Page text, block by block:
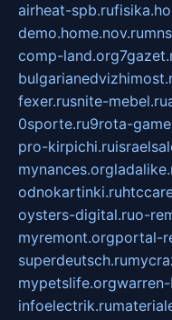
airheat-spb.ru
demo.home.nov.ru
comp-land.org
fexer.rusnite-mebel.ru
0sporte.ru9rota-
pro-kirpichi.ru
mynances.org
odnokartinki.ru
oysters-digital.ruo-
myremont.orgportal-
superdeutsch.ru
mypetslife.org
infoelectrik.ru